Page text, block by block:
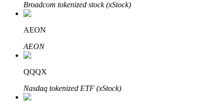
Aprenda como ganhar renda passiva
Bitrue
Broadcom tokenized stock (xStock)
AEON
AEON
QQQX
Nasdaq tokenized ETF (xStock)